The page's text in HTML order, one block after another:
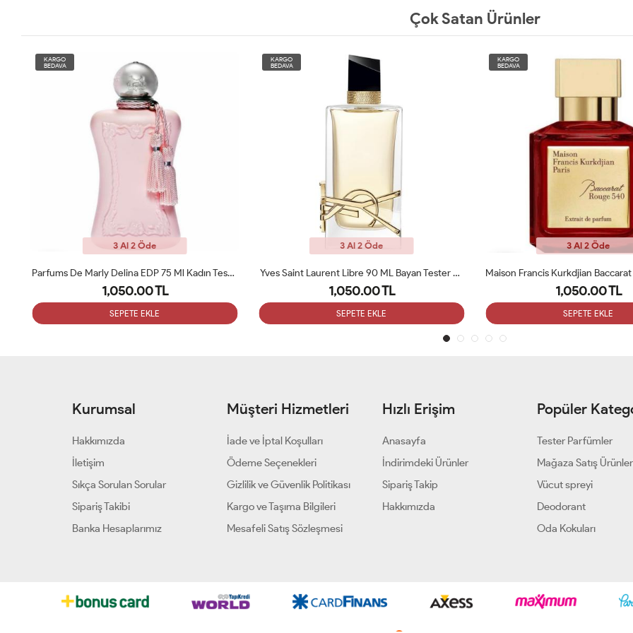
Çok Satan Ürünler
KARGO
BEDAVA
3 Al 2 Öde
Yves Saint Laurent Libre 90 ML Bayan Tester Parfüm
1,050.00 TL
SEPETE EKLE
KARGO
BEDAVA
3 Al 2 Öde
Maison Francis Kurkdjian Baccarat Rouge 540 Etrait De 70ml Bayan Tester Parfüm
1,050.00 TL
SEPETE EKLE
KARGO
BEDAVA
3 Al 2 Öde
1,050.00 TL
SEPETE EKLE
Kurumsal
Hakkımızda
İletişim
Sıkça Sorulan Sorular
Sipariş Takibi
Banka Hesaplarımız
Müşteri Hizmetleri
İade ve İptal Koşulları
Ödeme Seçenekleri
Gizlilik ve Güvenlik Politikası
Kargo ve Taşıma Bilgileri
Mesafeli Satış Sözleşmesi
Hızlı Erişim
Anasayfa
İndirimdeki Ürünler
Sipariş Takip
Hakkımızda
Popüler
Tester Parfümler
Mağaza Satış
Vücut spreyi
Deodorant
Oda Kokuları